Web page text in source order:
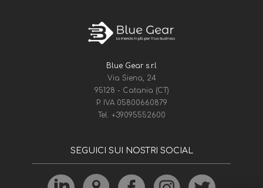
Blue Gear s.r.l
Via Siena, 24
95128 - Catania (CT)
P. IVA 05800660879
Tel. +39095552600
SEGUICI SUI NOSTRI SOCIAL